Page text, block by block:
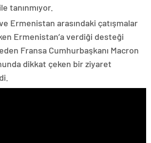
tanınmıyor.
Ermenistan arasındaki çatışmalar
Ermenistan’a verdiği desteği
Fransa Cumhurbaşkanı Macron
dikkat çeken bir ziyaret